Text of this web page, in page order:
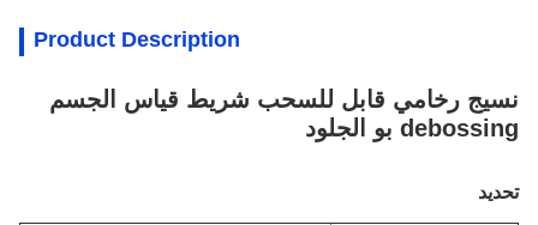
Product Description
نسيج رخامي قابل للسحب شريط قياس الجسم
debossing بو الجلود
تحديد